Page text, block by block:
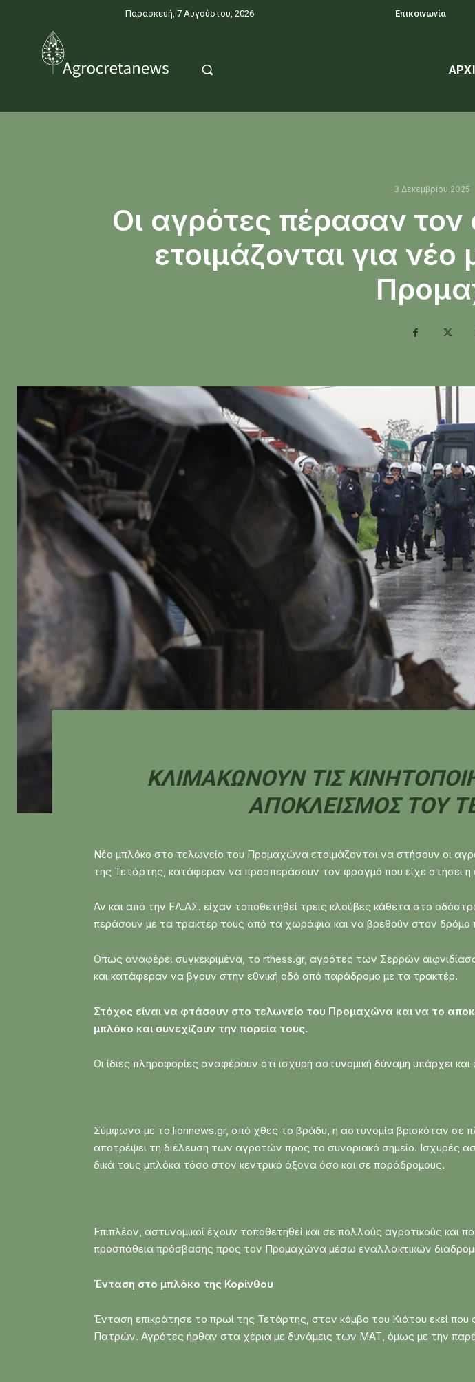
Παρασκευή, 7 Αυγούστου, 2026 Επικοινωνία
3 Δεκεμβρίου 2025
Οι αγρότες πέρασαν
ετοιμάζονται για
ΚΛΙΜΑΚΏΝΟΥΝ ΤΙΣ
ΑΠΟΚΛΕΙΣΜΌΣ ΤΟΥ
Νέο μπλόκο στο τελωνείο του Προμαχώνα ετοιμάζονται να στήσουν οι
της Τετάρτης, κατάφεραν να προσπεράσουν τον φραγμό που είχε στήσει η
Αν και από την ΕΛ.ΑΣ. είχαν τοποθετηθεί τρεις κλούβες κάθετα στο
περάσουν με τα τρακτέρ τους από τα χωράφια και να βρεθούν στον
Οπως αναφέρει συγκεκριμένα, το rthess.gr, αγρότες των Σερρών
και κατάφεραν να βγουν στην εθνική οδό από παράδρομο με τα τρακτέρ.
Στόχος είναι να φτάσουν στο τελωνείο του Προμαχώνα και να το
μπλόκο και συνεχίζουν την πορεία τους.
Οι ίδιες πληροφορίες αναφέρουν ότι ισχυρή αστυνομική δύναμη υπάρχει
Σύμφωνα με το lionnews.gr, από χθες το βράδυ, η αστυνομία βρισκόταν σε
αποτρέψει τη διέλευση των αγροτών προς το συνοριακό σημείο. Ισχυρές
δικά τους μπλόκα τόσο στον κεντρικό άξονα όσο και σε παράδρομους.
Επιπλέον, αστυνομικοί έχουν τοποθετηθεί και σε πολλούς αγροτικούς και
προσπάθεια πρόσβασης προς τον Προμαχώνα μέσω εναλλακτικών
Ένταση στο μπλόκο της Κορίνθου
Ένταση επικράτησε το πρωί της Τετάρτης, στον κόμβο του Κιάτου εκεί
Πατρών. Αγρότες ήρθαν στα χέρια με δυνάμεις των ΜΑΤ, όμως με την